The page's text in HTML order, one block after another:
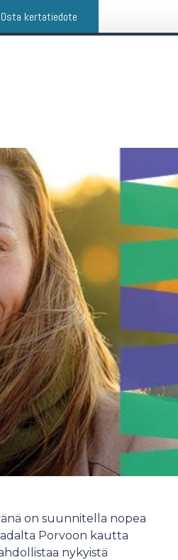
Osta kertatiedote
on suunnitella nopea
Porvoon kautta
nykyistä